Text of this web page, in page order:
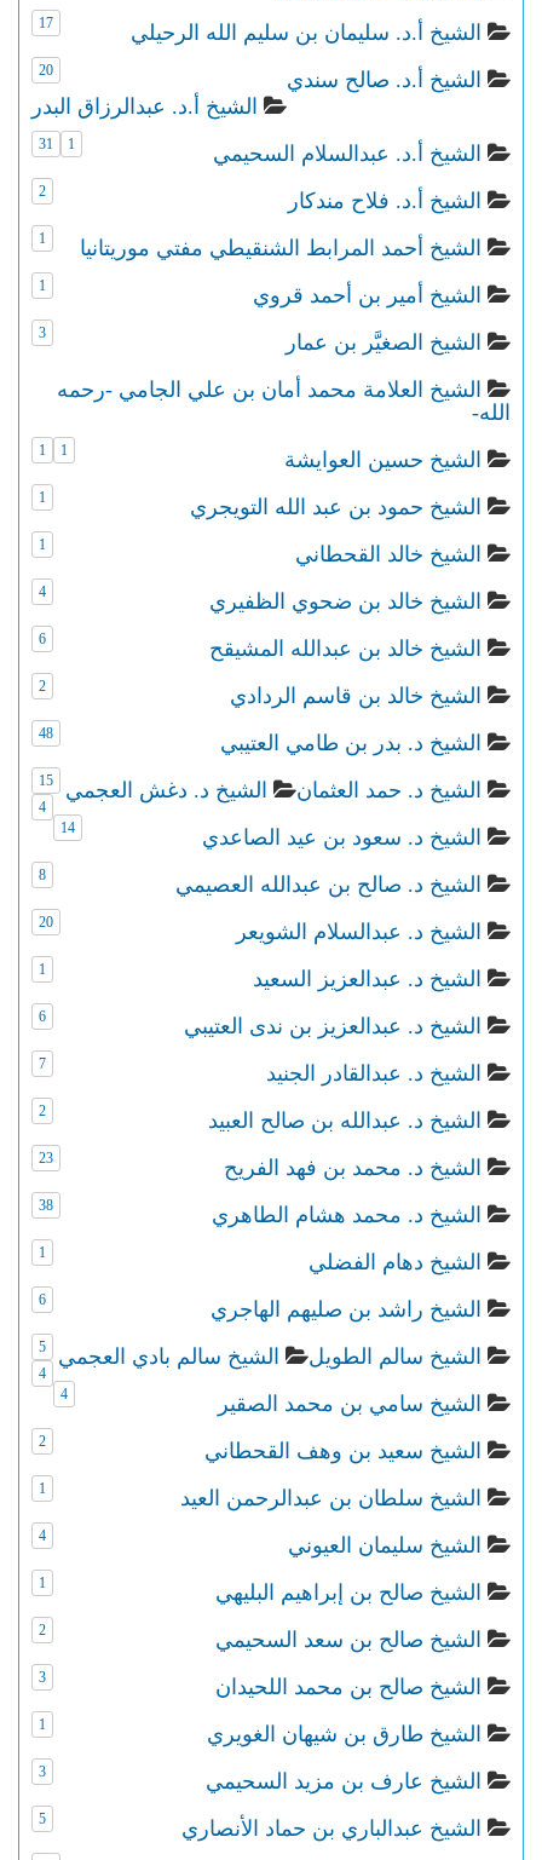
الشيخ أ.د. سليمان بن سليم الله الرحيلي 17
الشيخ أ.د. صالح سندي 20
الشيخ أ.د. عبدالرزاق البدر
31 الشيخ أ.د. عبدالسلام السحيمي 1
الشيخ أ.د. فلاح مندكار 2
الشيخ أحمد المرابط الشنقيطي مفتي موريتانيا 1
الشيخ أمير بن أحمد قروي 1
الشيخ الصغيَّر بن عمار 3
الشيخ العلامة محمد أمان بن علي الجامي -رحمه
الله-
1 الشيخ حسين العوايشة 1
الشيخ حمود بن عبد الله التويجري 1
الشيخ خالد القحطاني 1
الشيخ خالد بن ضحوي الظفيري 4
الشيخ خالد بن عبدالله المشيقح 6
الشيخ خالد بن قاسم الردادي 2
الشيخ د. بدر بن طامي العتيبي 48
الشيخ د. حمد العثمان 15 الشيخ د. دغش العجمي
4
الشيخ د. سعود بن عيد الصاعدي 14
الشيخ د. صالح بن عبدالله العصيمي 8
الشيخ د. عبدالسلام الشويعر 20
الشيخ د. عبدالعزيز السعيد 1
الشيخ د. عبدالعزيز بن ندى العتيبي 6
الشيخ د. عبدالقادر الجنيد 7
الشيخ د. عبدالله بن صالح العبيد 2
الشيخ د. محمد بن فهد الفريح 23
الشيخ د. محمد هشام الطاهري 38
الشيخ دهام الفضلي 1
الشيخ راشد بن صليهم الهاجري 6
الشيخ سالم الطويل 5 الشيخ سالم بادي العجمي
4
الشيخ سامي بن محمد الصقير 4
الشيخ سعيد بن وهف القحطاني 2
الشيخ سلطان بن عبدالرحمن العيد 1
الشيخ سليمان العيوني 4
الشيخ صالح بن إبراهيم البليهي 1
الشيخ صالح بن سعد السحيمي 2
الشيخ صالح بن محمد اللحيدان 3
الشيخ طارق بن شيهان الغويري 1
الشيخ عارف بن مزيد السحيمي 3
الشيخ عبدالباري بن حماد الأنصاري 5